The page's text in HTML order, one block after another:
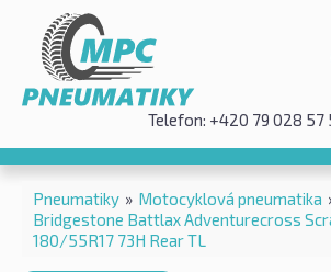
Telefon: +420 79 028 57
Pneumatiky » Motocyklová pneumatika
Bridgestone Battlax Adventurecross
180/55R17 73H Rear TL